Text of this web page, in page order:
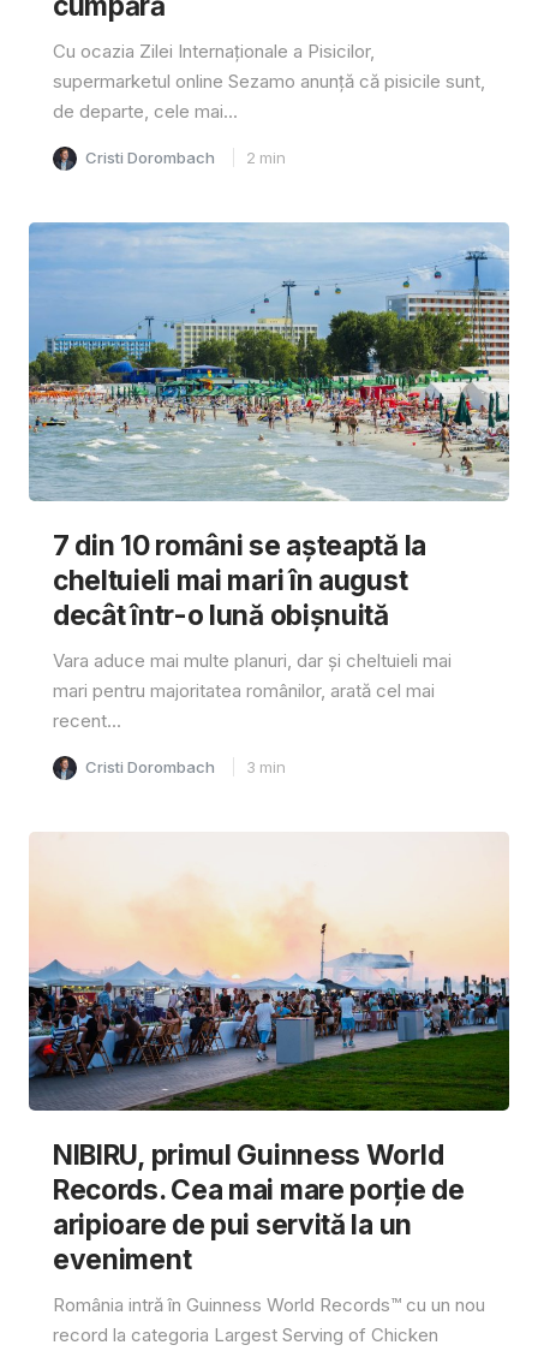
Cu ocazia Zilei Internaționale a Pisicilor,
supermarketul online Sezamo anunță că pisicile sunt,
de departe, cele mai...
Cristi Dorombach 2 min
7 din 10 români se așteaptă la
cheltuieli mai mari în august
decât într-o lună obișnuită
Vara aduce mai multe planuri, dar și cheltuieli mai
mari pentru majoritatea românilor, arată cel mai
recent...
Cristi Dorombach 3 min
NIBIRU, primul Guinness World
Records. Cea mai mare porție de
aripioare de pui servită la un
eveniment
România intră în Guinness World Records™️ cu un nou
record la categoria Largest Serving of Chicken